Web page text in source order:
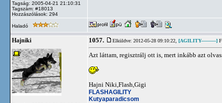
Tagság: 2005-04-21 21:10:31
Tagszám: #18013
Hozzászólások: 294
Haladó
Hajniki 1057. Elküldve: 2012-05-28 09:10:22, [AGILITY----------]
Azt láttam, regisztrálj ott is, mert inkább azt
Hajni Niki,Flash,Gigi
FLASHAGILITY
Kutyaparadicsom